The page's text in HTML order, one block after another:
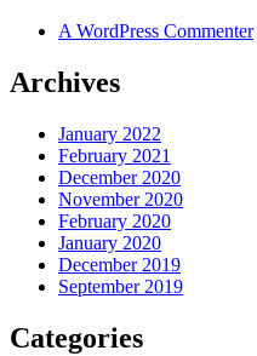
A WordPress Commenter
Archives
January 2022
February 2021
December 2020
November 2020
February 2020
January 2020
December 2019
September 2019
Categories